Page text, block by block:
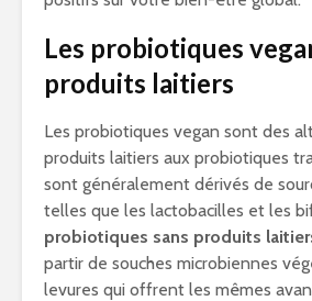
Les probiotiques
produits laitiers
Les probiotiques vegan sont des
produits laitiers aux probiotiques
sont généralement dérivés de
telles que les lactobacilles et les
probiotiques sans produits
partir de souches microbiennes
levures qui offrent les mêmes